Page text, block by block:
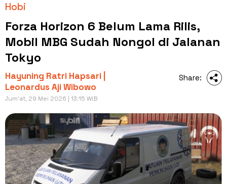
Hobi
Forza Horizon 6 Belum Lama Rilis,
Mobil MBG Sudah Nongol di Jalanan
Tokyo
Hayuning Ratri Hapsari |
Leonardus Aji Wibowo
Jum'at, 29 Mei 2026 | 13:15 WIB
Share: